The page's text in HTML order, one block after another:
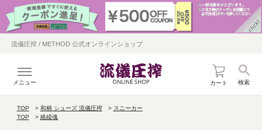
流儀圧搾 / METHOD 公式オンラインショップ
メニュー カート 検索
TOP 和柄 シューズ 流儀圧搾
スニーカー
TOP
絡繰魂